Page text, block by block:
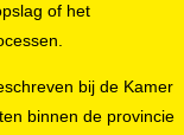
of het
bij de Kamer
binnen de provincie